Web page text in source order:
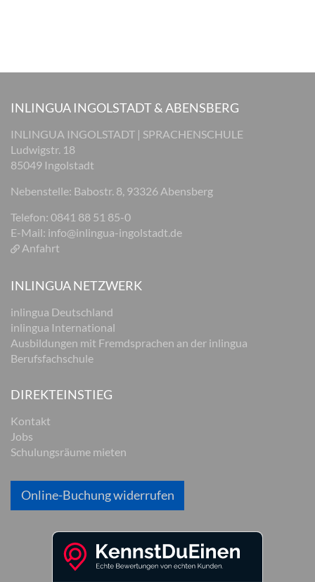
INLINGUA INGOLSTADT & ABENSBERG
INLINGUA INGOLSTADT | SPRACHENSCHULE
Ludwigstr. 18
85049 Ingolstadt
Nebenstelle: Babostr. 8, 93326 Abensberg
Telefon: 0841 88 51 85-0
E-Mail: info@inlingua-ingolstadt.de
Anfahrt
INLINGUA NETZWERK
inlingua Deutschland
inlingua International
Ausbildungen mit Fremdsprachen an der inlingua
Berufsfachschule
DIREKTEINSTIEG
Kontakt
Jobs
Schulungsräume mieten
Online-Buchung widerrufen